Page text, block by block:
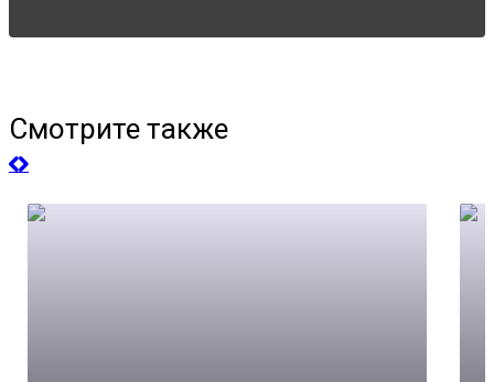
Смотрите также